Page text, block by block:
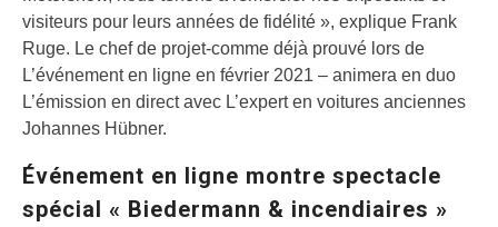
visiteurs pour leurs années de fidélité », explique Frank
Ruge. Le chef de projet-comme déjà prouvé lors de
L’événement en ligne en février 2021 – animera en duo
L’émission en direct avec L’expert en voitures anciennes
Johannes Hübner.
Événement en ligne montre spectacle
spécial « Biedermann & incendiaires »